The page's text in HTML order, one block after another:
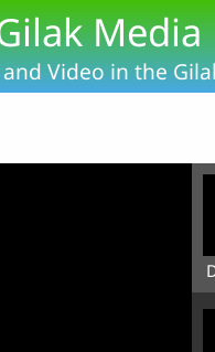
contentMedia
Video in the